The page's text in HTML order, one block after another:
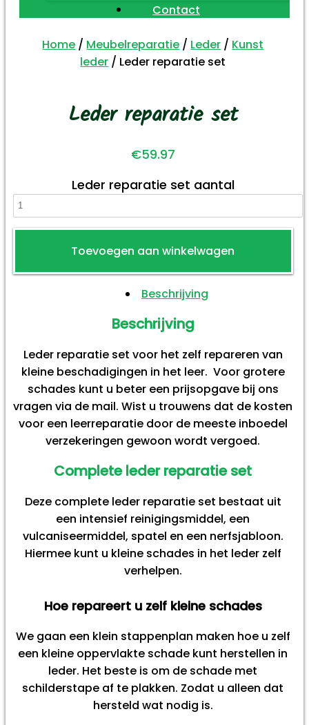
Contact
Home / Meubelreparatie / Leder / Kunst
leder / Leder reparatie set
Leder reparatie set
€59.97
Leder reparatie set aantal
Toevoegen aan winkelwagen
Beschrijving
Beschrijving
Leder reparatie set voor het zelf repareren van
kleine beschadigingen in het leer. Voor grotere
schades kunt u beter een prijsopgave bij ons
vragen via de mail. Wist u trouwens dat de kosten
voor een leerreparatie door de meeste inboedel
verzekeringen gewoon wordt vergoed.
Complete leder reparatie set
Deze complete leder reparatie set bestaat uit
een intensief reinigingsmiddel, een
vulcaniseermiddel, spatel en een nerfsjabloon.
Hiermee kunt u kleine schades in het leder zelf
verhelpen.
Hoe repareert u zelf kleine schades
We gaan een klein stappenplan maken hoe u zelf
een kleine oppervlakte schade kunt herstellen in
leder. Het beste is om de schade met
schilderstape af te plakken. Zodat u alleen dat
hersteld wat nodig is.